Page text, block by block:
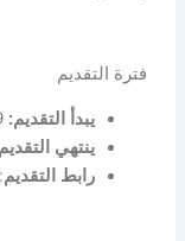
فترة التقديم
يبدأ التقديم: 09 / 01 / 1448هـ.
ينتهي
رابط التقديم: